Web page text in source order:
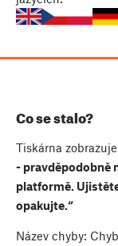
Co se stalo?
Tiskárna
- pravděpodobně
platformě.
opakujte.“
Název chyby: